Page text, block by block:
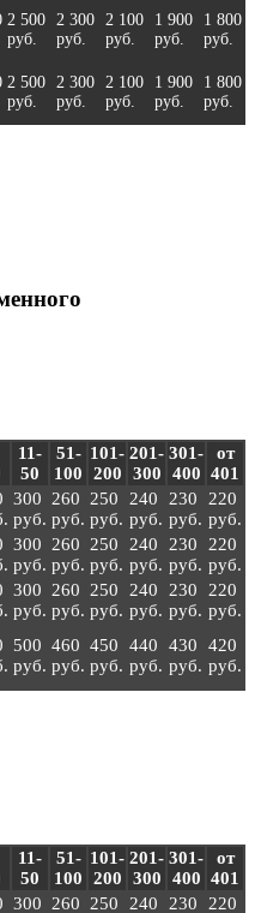
2 500
руб.
2 300
руб.
2 100
руб.
1 900
руб.
1 800
руб.
2 500
руб.
2 300
руб.
2 100
руб.
1 900
руб.
1 800
руб.
11-
50
51-
100
101-
200
201-
300
301-
400
от
401
300
руб.
260
руб.
250
руб.
240
руб.
230
руб.
220
руб.
300
руб.
260
руб.
250
руб.
240
руб.
230
руб.
220
руб.
300
руб.
260
руб.
250
руб.
240
руб.
230
руб.
220
руб.
500
руб.
460
руб.
450
руб.
440
руб.
430
руб.
420
руб.
11-
50
51-
100
101-
200
201-
300
301-
400
от
401
300 260 250 240 230 220